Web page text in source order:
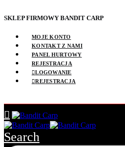
SKLEP FIRMOWY BANDIT CARP
MOJE KONTO
KONTAKT Z NAMI
PANEL HURTOWY
REJESTRACJA
LOGOWANIE
REJESTRACJA
Search